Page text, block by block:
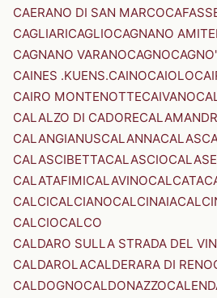
CAERANO DI SAN MARCO
CAGLIARICAGLIOCAGNANO
CAGNANO VARANOCAGNOCAGNO'
CAINES .KUENS.CAINOCAIOLO
CAIRO MONTENOTTECAIVANO
CALALZO DI CADORE
CALANGIANUSCALANNA
CALASCIBETTACALASCIO
CALATAFIMICALAVINOCALCATA
CALCICALCIANOCALCINAIA
CALCIOCALCO
CALDARO SULLA STRADA DEL
CALDAROLACALDERARA DI RENO
CALDOGNOCALDONAZZO